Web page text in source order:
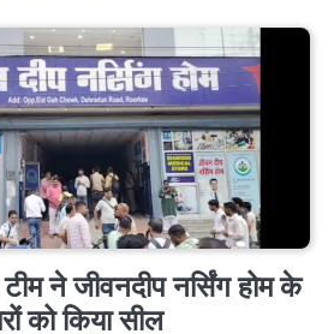
ने जीवनदीप नर्सिंग होम के
को किया सील